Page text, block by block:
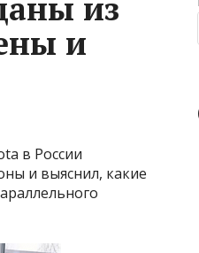
и
в России
и выяснил, какие